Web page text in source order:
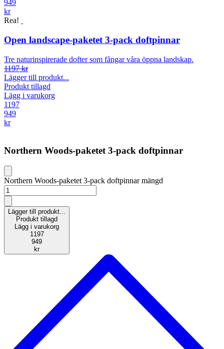
949
kr
Rea!
Open landscape-paketet 3-pack doftpinnar
Tre naturinspirerade dofter som fångar våra öppna landskap.
1197 kr
Lägger till produkt...
Produkt tillagd
Lägg i varukorg
1197
949
kr
Northern Woods-paketet 3-pack doftpinnar
Northern Woods-paketet 3-pack doftpinnar mängd
Lägger till produkt...
Produkt tillagd
Lägg i varukorg
1197
949
kr